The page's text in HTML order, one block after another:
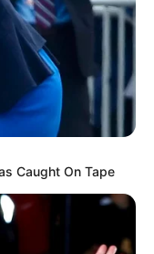
Liebenstein
erfasst.
in und um
Thüringer Wald
Caught On Tape